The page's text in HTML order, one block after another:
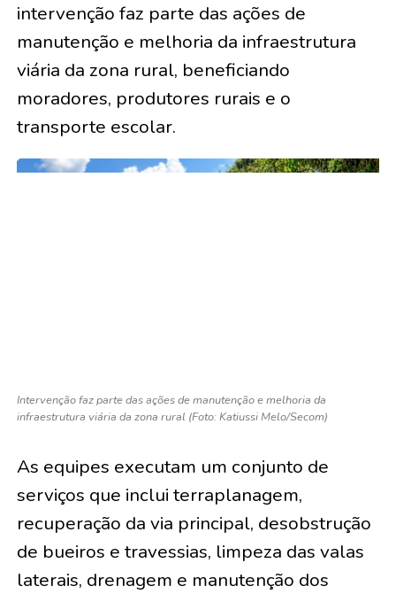
intervenção faz parte das ações de
manutenção e melhoria da infraestrutura
viária da zona rural, beneficiando
moradores, produtores rurais e o
transporte escolar.
Intervenção faz parte das ações de manutenção e melhoria da
infraestrutura viária da zona rural (Foto: Katiussi Melo/Secom)
As equipes executam um conjunto de
serviços que inclui terraplanagem,
recuperação da via principal, desobstrução
de bueiros e travessias, limpeza das valas
laterais, drenagem e manutenção dos